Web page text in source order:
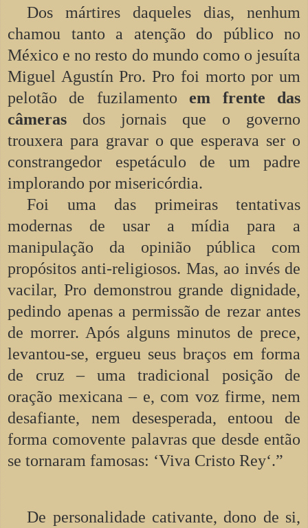
Dos mártires daqueles dias, nenhum
chamou tanto a atenção do público no
México e no resto do mundo como o jesuíta
Miguel Agustín Pro. Pro foi morto por um
pelotão de fuzilamentoem frente das
câmeras dos jornais que o governo
trouxera para gravar o que esperava ser o
constrangedor espetáculo de um padre
implorando por misericórdia.
Foi uma das primeiras tentativas
modernas de usar a mídia para a
manipulação da opinião pública com
propósitos anti-religiosos. Mas, ao invés de
vacilar, Pro demonstrou grande dignidade,
pedindo apenas a permissão de rezar antes
de morrer. Após alguns minutos de prece,
levantou-se, ergueu seus braços em forma
de cruz – uma tradicional posição de
oração mexicana – e, com voz firme, nem
desafiante, nem desesperada, entoou de
forma comovente palavras que desde então
se tornaram famosas: ‘Viva Cristo Rey‘.”
De personalidade cativante, dono de si,